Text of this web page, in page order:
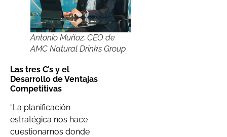
Antonio Muñoz, CEO de
AMC Natural Drinks Group
Las tres C’s y el
Desarrollo de Ventajas
Competitivas
“La planificación
estratégica nos hace
cuestionarnos donde